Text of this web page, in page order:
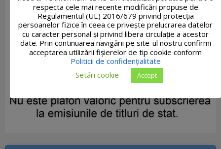
respecta cele mai recente modificări propuse de
Regulamentul (UE) 2016/679 privind protecția
persoanelor fizice în ceea ce privește prelucrarea datelor
cu caracter personal și privind libera circulație a acestor
date. Prin continuarea navigării pe site-ul nostru confirmi
acceptarea utilizării fişierelor de tip cookie conform
Politicii de confidențialitate
Setări cookie
Accept